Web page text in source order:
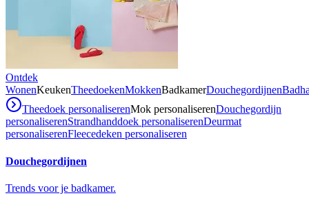
Ontdek
WonenKeukenTheedoekenMokkenBadkamerDouchegordijnen
Theedoek personaliserenMok personaliserenDouchegordijn
personaliserenStrandhanddoek personaliserenDeurmat
personaliserenFleecedeken personaliseren
Douchegordijnen
Trends voor je badkamer.